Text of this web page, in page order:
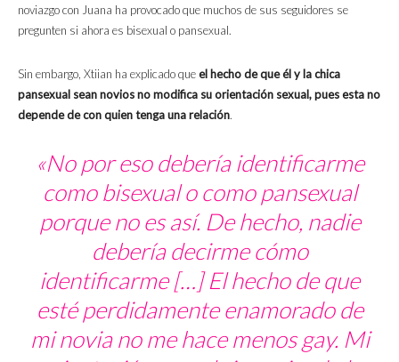
noviazgo con Juana ha provocado que muchos de sus seguidores se
pregunten si ahora es bisexual o pansexual.
Sin embargo, Xtiian ha explicado queel hecho de que él y la chica
pansexual sean novios no modifica su orientación sexual, pues esta no
depende de con quien tenga una relación.
«No por eso debería identificarme
como bisexual o como pansexual
porque no es así. De hecho, nadie
debería decirme cómo
identificarme […] El hecho de que
esté perdidamente enamorado de
mi novia no me hace menos gay. Mi